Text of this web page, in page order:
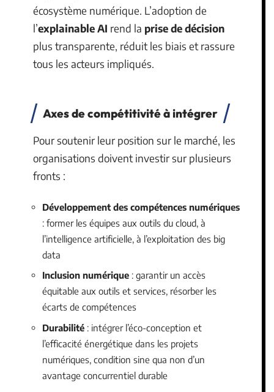
écosystème numérique. L’adoption de
l’explainable AI rend la prise de décision
plus transparente, réduit les biais et rassure
tous les acteurs impliqués.
Axes de compétitivité à intégrer
Pour soutenir leur position sur le marché, les
organisations doivent investir sur plusieurs
fronts :
Développement des compétences numériques
: former les équipes aux outils du cloud, à
l’intelligence artificielle, à l’exploitation des big
data
Inclusion numérique : garantir un accès
équitable aux outils et services, résorber les
écarts de compétences
Durabilité : intégrer l’éco-conception et
l’efficacité énergétique dans les projets
numériques, condition sine qua non d’un
avantage concurrentiel durable